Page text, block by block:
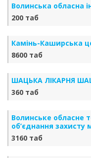
Волинська обласна
200 таб
Камінь-Каширська
8600 таб
ШАЦЬКА ЛІКАРНЯ
360 таб
Волинське обласне
об’єднання захисту
3160 таб